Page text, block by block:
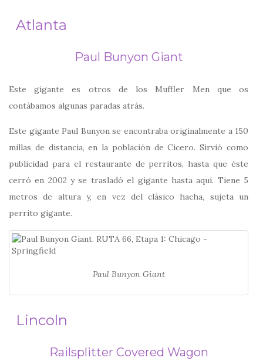
Atlanta
Paul Bunyon Giant
Este gigante es otros de los Muffler Men que os
contábamos algunas paradas atrás.
Este gigante Paul Bunyon se encontraba originalmente a 150
millas de distancia, en la población de Cicero. Sirvió como
publicidad para el restaurante de perritos, hasta que éste
cerró en 2002 y se trasladó el gigante hasta aquí. Tiene 5
metros de altura y, en vez del clásico hacha, sujeta un
perrito gigante.
Paul Bunyon Giant
Lincoln
Railsplitter Covered Wagon